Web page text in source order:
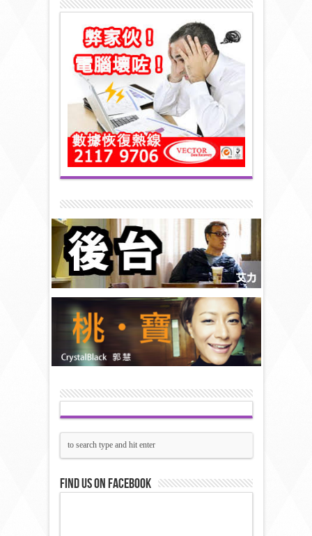
Find us on Facebook